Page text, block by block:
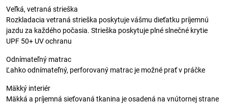
Veľká, vetraná strieška
Rozkladacia vetraná strieška poskytuje vášmu dieťatku príjemnú
jazdu za každého počasia. Strieška poskytuje plné slnečné krytie
UPF 50+ UV ochranu
Odnímateľný matrac
Ľahko odnímateľný, perforovaný matrac je možné prať v práčke
Mäkký interiér
Mäkká a príjemná sieťovaná tkanina je osadená na vnútornej strane